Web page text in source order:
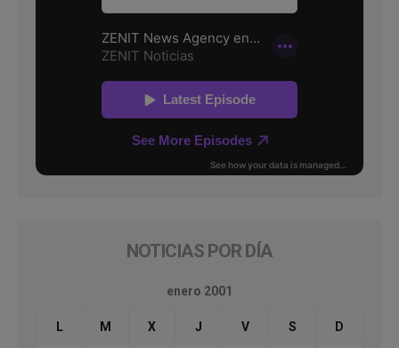
NOTICIAS POR DÍA
enero 2001
L M X J V S D